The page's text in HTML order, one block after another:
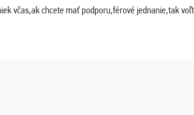
včas,ak chcete mať podporu,férové jednanie,tak